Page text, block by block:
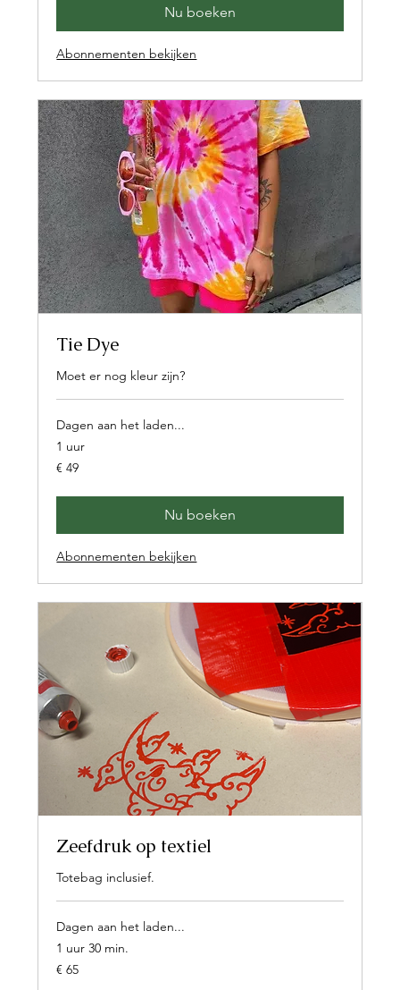
Nu boeken
Abonnementen bekijken
Tie Dye
Moet er nog kleur zijn?
Dagen aan het laden...
1 uur
49
euro
€ 49
Nu boeken
Abonnementen bekijken
Zeefdruk op textiel
Totebag inclusief.
Dagen aan het laden...
1 uur 30 min.
65
euro
€ 65